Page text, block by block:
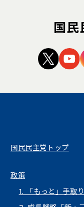
国
（新
国民民主党トップ
政策
1. 「もっと」手取